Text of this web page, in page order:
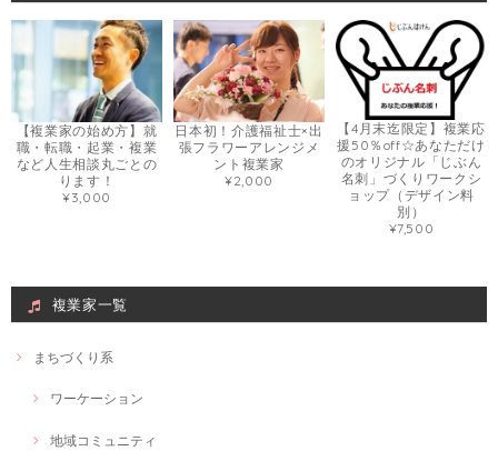
Web画像制作＃福祉用具専門相談員
Webで使いたい画像
2021/03/08
とても丁寧でデザインの相談も柔軟に対応いただきました。
旅好きナースによる看護・介護付き旅行の相談
たです！ 自分自身、これからの具体的な取り組み方も見つけられ大変満
足でした。 ありがとうございました。
オンライン会議が増えたり、マスクで話をする機会が増えたため、話出
【複業家の始め方】就
職・転職・起業・複業
など人生相談丸ごとの
ります！
¥3,000
日本初！介護福祉士×出
張フラワーアレンジメ
ント複業家
¥2,000
【4月末迄限定】複業応
援50％off☆あなただけ
のオリジナル「じぶん
名刺」づくりワークシ
ョップ（デザイン料
別）
¥7,500
複業家一覧
まちづくり系
ワーケーション
地域コミュニティ